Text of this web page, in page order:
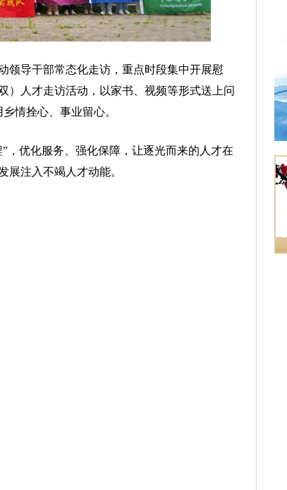
导干部常态化走访，重点时段集中开展慰
）人才走访活动，以家书、视频等形式送上问
情拴心、事业留心。
优化服务、强化保障，让逐光而来的人才在
展注入不竭人才动能。